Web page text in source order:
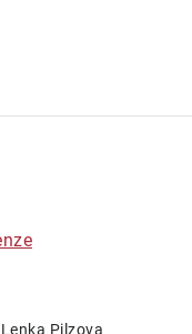
Lenka Pilzova